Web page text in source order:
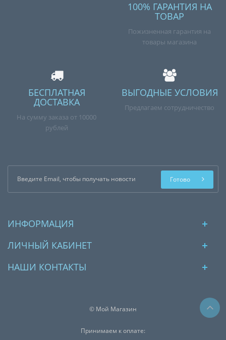
100% ГАРАНТИЯ НА
ТОВАР
Пожизненная гарантия на
товары магазина
БЕСПЛАТНАЯ
ДОСТАВКА
На сумму заказа от 10000
рублей
ВЫГОДНЫЕ УСЛОВИЯ
Предлагаем сотрудничество
Готово
ИНФОРМАЦИЯ
ЛИЧНЫЙ КАБИНЕТ
НАШИ КОНТАКТЫ
© Мой Магазин
Принимаем к оплате: